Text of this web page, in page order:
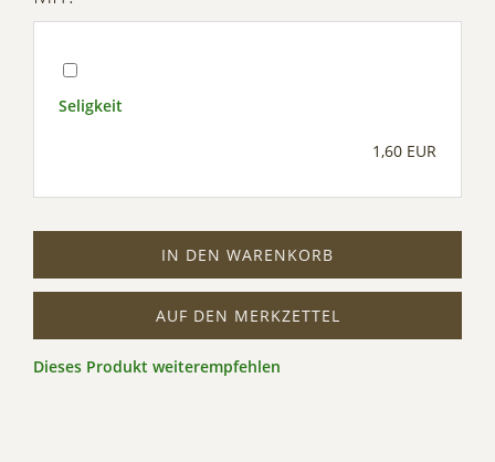
Seligkeit
1,60 EUR
IN DEN WARENKORB
AUF DEN MERKZETTEL
Dieses Produkt weiterempfehlen